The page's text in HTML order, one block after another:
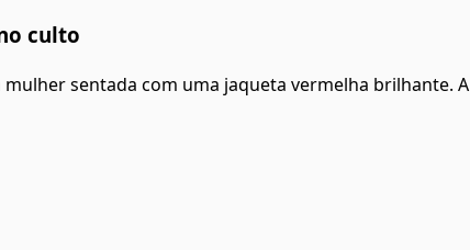
culto
sentada com uma jaqueta vermelha brilhante. A